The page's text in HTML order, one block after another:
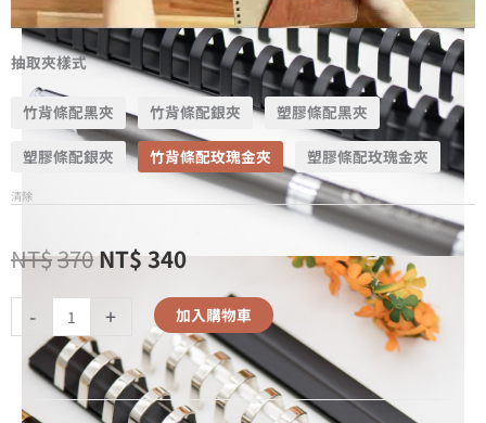
抽取夾樣式
竹背條配黑夾 竹背條配銀夾 塑膠條配黑夾
塑膠條配銀夾 竹背條配玫瑰金夾 塑膠條配玫瑰金夾
清除
NT$370NT$340
- + 加入購物車